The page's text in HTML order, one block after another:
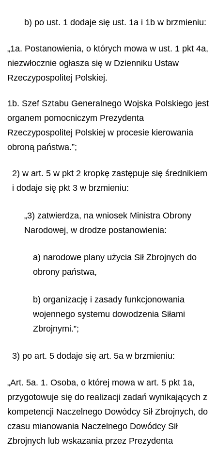
b) po ust. 1 dodaje się ust. 1a i 1b w brzmieniu:
„1a. Postanowienia, o których mowa w ust. 1 pkt 4a,
niezwłocznie ogłasza się w Dzienniku Ustaw
Rzeczypospolitej Polskiej.
1b. Szef Sztabu Generalnego Wojska Polskiego jest
organem pomocniczym Prezydenta
Rzeczypospolitej Polskiej w procesie kierowania
obroną państwa.”;
2) w art. 5 w pkt 2 kropkę zastępuje się średnikiem
i dodaje się pkt 3 w brzmieniu:
„3) zatwierdza, na wniosek Ministra Obrony
Narodowej, w drodze postanowienia:
a) narodowe plany użycia Sił Zbrojnych do
obrony państwa,
b) organizację i zasady funkcjonowania
wojennego systemu dowodzenia Siłami
Zbrojnymi.”;
3) po art. 5 dodaje się art. 5a w brzmieniu:
„Art. 5a. 1. Osoba, o której mowa w art. 5 pkt 1a,
przygotowuje się do realizacji zadań wynikających z
kompetencji Naczelnego Dowódcy Sił Zbrojnych, do
czasu mianowania Naczelnego Dowódcy Sił
Zbrojnych lub wskazania przez Prezydenta